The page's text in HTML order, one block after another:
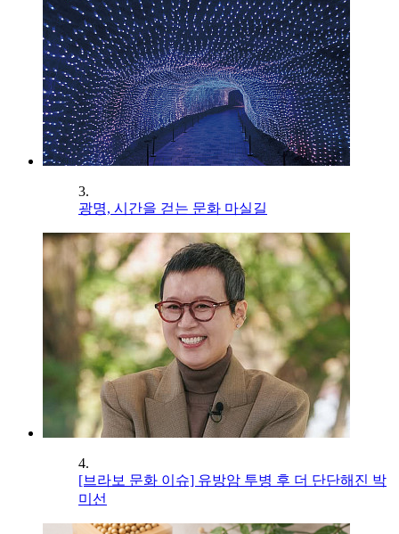
3.
광명, 시간을 걷는 문화 마실길
4.
[브라보 문화 이슈] 유방암 투병 후 더 단단해진 박
미선